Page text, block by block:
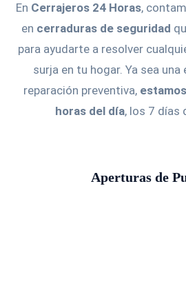
En Cerrajeros 24 Horas,
en cerraduras de seguridad
para ayudarte a resolver
surja en tu hogar. Ya sea
reparación preventiva,
horas del día, los 7 días
Aperturas de